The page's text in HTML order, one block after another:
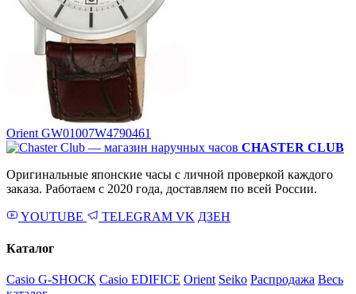
Orient GW01007W4790461
CHASTER CLUB
Оригинальные японские часы с личной проверкой каждого
заказа. Работаем с 2020 года, доставляем по всей России.
YOUTUBE TELEGRAM VK ДЗЕН
Каталог
Casio G-SHOCK Casio EDIFICE Orient Seiko Распродажа Весь